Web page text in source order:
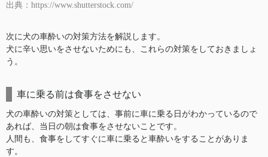
出典：https://www.shutterstock.com/
次に犬の車酔いの対策方法を解説します。
犬に辛い思いをさせないためにも、これらの対策をしておきましょ
う。
車に乗る前は食事をさせない
犬の車酔いの対策としては、事前に車に乗る日がわかっているので
あれば、当日の朝は食事をさせないことです。
人間も、食事をしてすぐに車に乗ると車酔いをすることがありま
す。